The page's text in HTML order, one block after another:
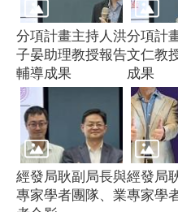
分項計畫主持人洪
子晏助理教授報告
輔導成果
分項計
文仁教
成果
經發局耿副局長與
專家學者團隊、業
經發局
專家學